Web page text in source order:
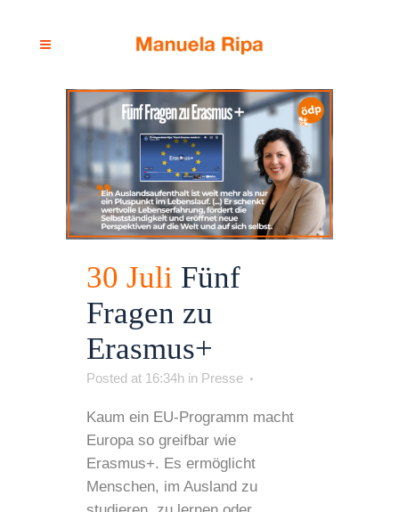
30 Juli Fünf
Fragen zu
Erasmus+
Posted at 16:34h in Presse
Kaum ein EU-Programm macht
Europa so greifbar wie
Erasmus+. Es ermöglicht
Menschen, im Ausland zu